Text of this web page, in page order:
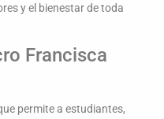
y el bienestar de toda
Francisca
permite a estudiantes,